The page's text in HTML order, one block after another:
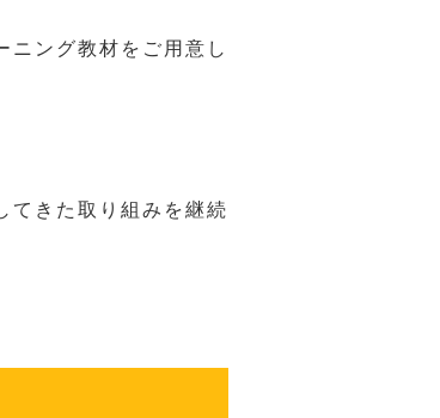
ニング教材をご用意し
てきた取り組みを継続